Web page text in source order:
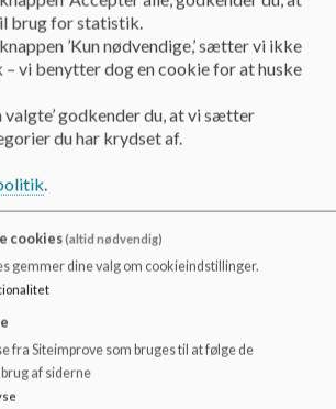
og møder
del af vores daglige arbejde, vil vi rigtig
til at bruge det aktivt – især ved
tider ind. Det hjælper os med at
muligt og sikrer, at vi altid har et godt
og dagtilbud? Aula samler al
du kun behøver at logge ind én gang –
går i institutioner i forskellige
brug for statistik.
’Kun nødvendige,’ sætter vi ikke
vi benytter dog en cookie for at huske
valgte’ godkender du, at vi sætter
du har krydset af.
.
cookies(altid nødvendig)
gemmer dine valg om cookieindstillinger.
fra Siteimprove som bruges til at følge de
af siderne